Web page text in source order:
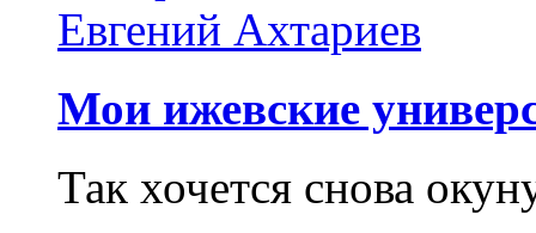
Евгений Ахтариев
Мои ижевские
Так хочется снова